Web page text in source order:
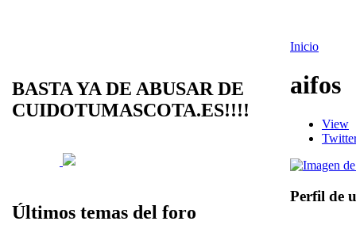
BASTA YA DE ABUSAR DE
CUIDOTUMASCOTA.ES!!!!
Últimos temas del foro
Inicio
aifos
View
Perfil de